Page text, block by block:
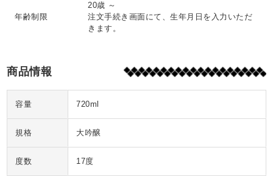
年齢制限
20歳 ～
注文手続き画面にて、生年月日を入力いただ
きます。
商品情報
容量 720ml
規格 大吟醸
度数 17度